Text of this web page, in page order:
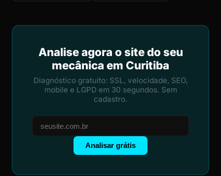
Analise agora o site do seu
mecânica em Curitiba
Diagnóstico gratuito: SSL, velocidade, SEO,
mobile e LGPD em 30 segundos. Sem
cadastro.
Analisar grátis